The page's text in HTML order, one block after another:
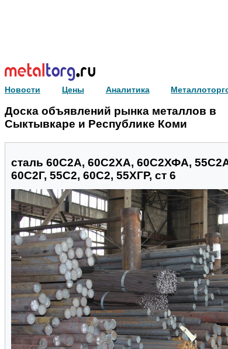
Новости Цены Аналитика
Доска объявлений рынка металлов в
Сыктывкаре и Республике Коми
сталь 60С2А, 60С2ХА, 60С2ХФА,
60С2Г, 55С2, 60С2, 55ХГР, ст 6